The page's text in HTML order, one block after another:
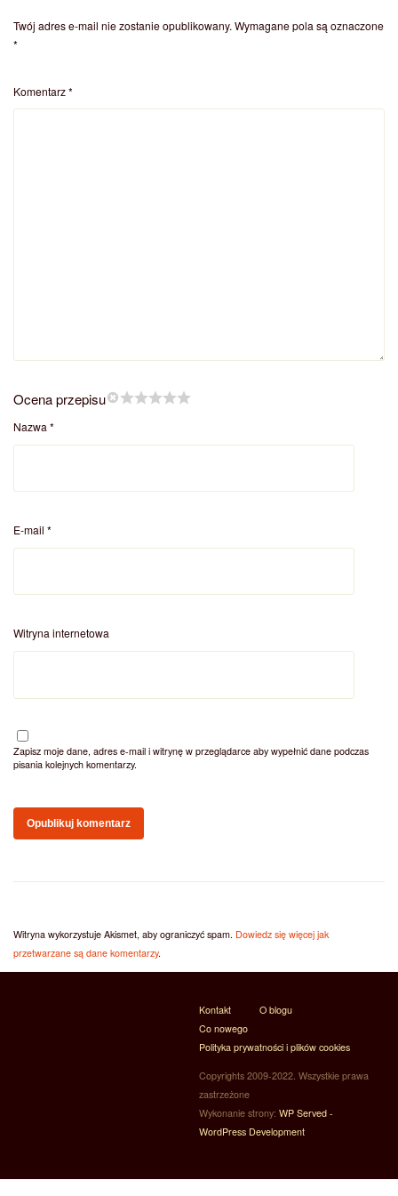
Twój adres e-mail nie zostanie opublikowany. Wymagane pola są oznaczone
*
Komentarz*
Ocena przepisu
Nazwa *
E-mail *
Witryna internetowa
Zapisz moje dane, adres e-mail i witrynę w przeglądarce aby wypełnić dane podczas
pisania kolejnych komentarzy.
Witryna wykorzystuje Akismet, aby ograniczyć spam. Dowiedz się więcej jak
przetwarzane są dane komentarzy.
Kontakt
O blogu
Co nowego
Polityka prywatności i plików cookies
Copyrights 2009-2022. Wszystkie prawa
zastrzeżone
Wykonanie strony: WP Served -
WordPress Development